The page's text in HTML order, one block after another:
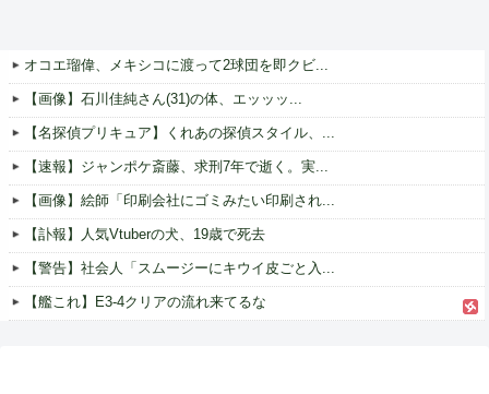
オコエ瑠偉、メキシコに渡って2球団を即クビ...
【画像】石川佳純さん(31)の体、エッッッ...
【名探偵プリキュア】くれあの探偵スタイル、...
【速報】ジャンポケ斎藤、求刑7年で逝く。実...
【画像】絵師「印刷会社にゴミみたい印刷され...
【訃報】人気Vtuberの犬、19歳で死去
【警告】社会人「スムージーにキウイ皮ごと入...
【艦これ】E3-4クリアの流れ来てるな